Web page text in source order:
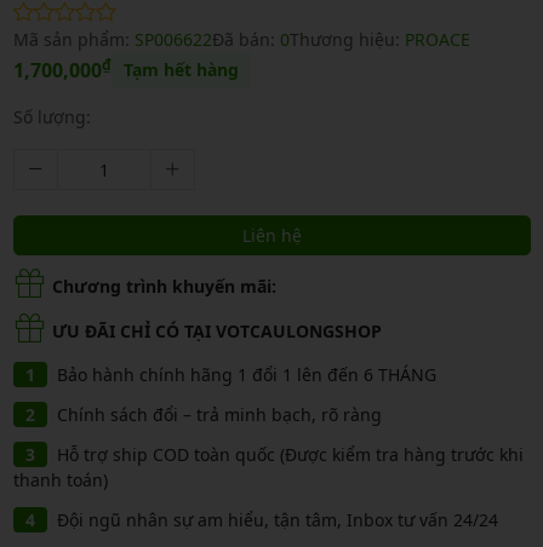
Mã sản phẩm: SP006622Đã bán: 0Thương hiệu: PROACE
1,700,000₫ Tạm hết hàng
Số lượng:
Liên hệ
Chương trình khuyến mãi:
ƯU ĐÃI CHỈ CÓ TẠI VOTCAULONGSHOP
Bảo hành chính hãng 1 đổi 1 lên đến 6 THÁNG
Chính sách đổi – trả minh bạch, rõ ràng
Hỗ trợ ship COD toàn quốc (Được kiểm tra hàng trước khi
thanh toán)
Đội ngũ nhân sự am hiểu, tận tâm, Inbox tư vấn 24/24